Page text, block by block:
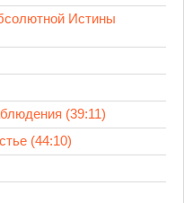
Истины
(39:11)
(44:10)